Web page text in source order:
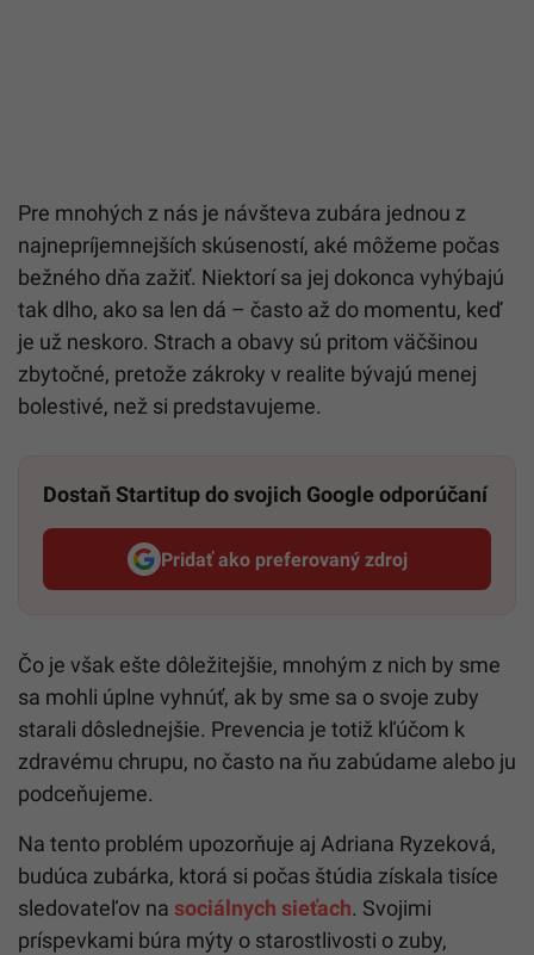
Pre mnohých z nás je návšteva zubára jednou z
najnepríjemnejších skúseností, aké môžeme počas
bežného dňa zažiť. Niektorí sa jej dokonca vyhýbajú
tak dlho, ako sa len dá – často až do momentu, keď
je už neskoro. Strach a obavy sú pritom väčšinou
zbytočné, pretože zákroky v realite bývajú menej
bolestivé, než si predstavujeme.
Dostaň Startitup do svojich Google odporúčaní
Pridať ako preferovaný zdroj
Startitup, odkaz sa otvorí v
Čo je však ešte dôležitejšie, mnohým z nich by sme
sa mohli úplne vyhnúť, ak by sme sa o svoje zuby
starali dôslednejšie. Prevencia je totiž kľúčom k
zdravému chrupu, no často na ňu zabúdame alebo ju
podceňujeme.
Na tento problém upozorňuje aj Adriana Ryzeková,
budúca zubárka, ktorá si počas štúdia získala tisíce
sledovateľov na sociálnych sieťach. Svojimi
príspevkami búra mýty o starostlivosti o zuby,